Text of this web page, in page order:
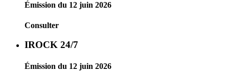
Émission du 12 juin 2026
Consulter
IROCK 24/7
Émission du 12 juin 2026